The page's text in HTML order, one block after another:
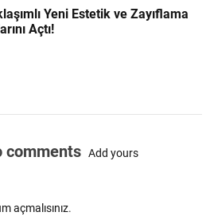
Yeni Estetik ve Zayıflama
Açtı!
comments Add yours
açmalısınız.